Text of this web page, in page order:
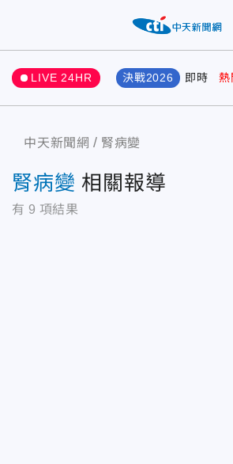
LIVE 24HR 決戰2026 即時 熱
中天新聞網 腎病變
腎病變 相關報導
有 9 項結果